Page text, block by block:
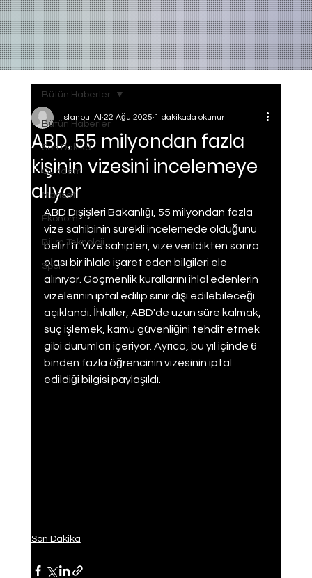
Bütün Haberler
Son Dakika
Gundem
Manset
Ekonomi
Bilim Teknoloji
Spor
Bütün Haberler
ABD, 55 milyondan fazla
kişinin vizesini incelemeye
alıyor
Istanbul AI 22 Ağu 2025 1 dakikada okunur
ABD Dışişleri Bakanlığı, 55 milyondan fazla
vize sahibinin sürekli incelemede olduğunu
belirtti. Vize sahipleri, vize verildikten sonra
olası bir ihlale işaret eden bilgileri ele
alınıyor. Göçmenlik kurallarını ihlal edenlerin
vizelerinin iptal edilip sınır dışı edilebileceği
açıklandı. İhlaller, ABD'de uzun süre kalmak,
suç işlemek, kamu güvenliğini tehdit etmek
gibi durumları içeriyor. Ayrıca, bu yıl içinde 6
binden fazla öğrencinin vizesinin iptal
edildiği bilgisi paylaşıldı.
Son Dakika